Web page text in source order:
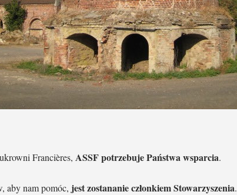
Francières, ASSF potrzebuje Państwa wsparcia.
aby nam pomóc, jest zostananie członkiem Stowarzyszenia.